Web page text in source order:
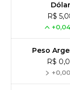
Dólar
R$
Peso
R$